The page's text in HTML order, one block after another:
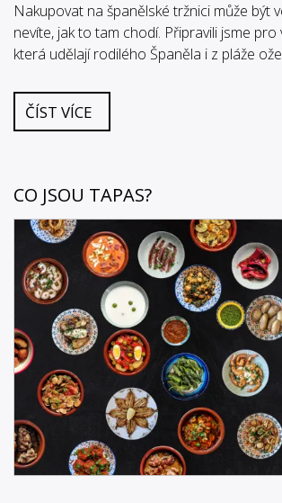
Nakupovat na španělské tržnici může být
nevíte, jak to tam chodí. Připravili jsme pro
která udělají rodilého Španěla i z pláže
ČÍST VÍCE
CO JSOU TAPAS?